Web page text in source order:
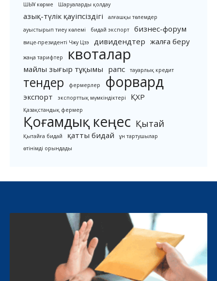
ШЫҰ көрме
Шаруаларды қолдау
азық-түлік қауіпсіздігі
алғашқы төлемдер
ауыстырып тиеу көлемі
бидай экспорт бизнес-форум
вице-президенті Чжу Цзэ дивидендтер жалға беру
жаңа тарифтер квоталар
майлы зығыр тұқымы рапс тауарлық кредит
тендер фермерлер форвард
экспорт экспорттық мүмкіндіктері ҚХР
Қазақстандық фермер
Қоғамдық кеңес Қытай
Қытайға бидай қатты бидай
ұн тартушылар
өтінімді орындады